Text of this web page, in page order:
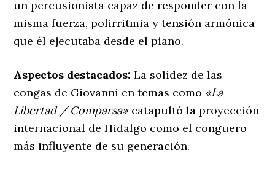
un percusionista capaz de responder con la
misma fuerza, polirritmia y tensión armónica
que él ejecutaba desde el piano.
Aspectos destacados: La solidez de las
congas de Giovanni en temas como «La
Libertad / Comparsa» catapultó la proyección
internacional de Hidalgo como el conguero
más influyente de su generación.